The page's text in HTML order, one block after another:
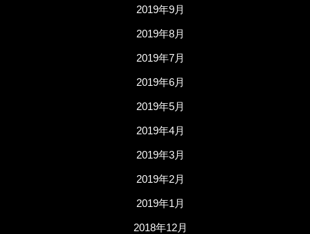
2019年9月
2019年8月
2019年7月
2019年6月
2019年5月
2019年4月
2019年3月
2019年2月
2019年1月
2018年12月